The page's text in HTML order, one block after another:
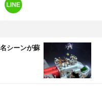
シーンが蘇